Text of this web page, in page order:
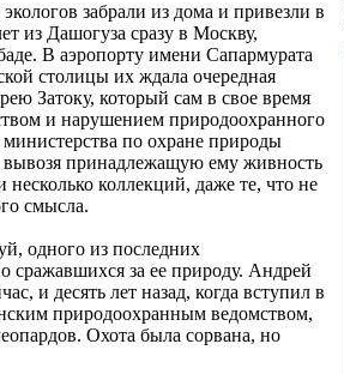
забрали из дома и привезли в
из Дашогуза сразу в Москву,
В аэропорту имени Сапармурата
столицы их ждала очередная
Затоку, который сам в свое время
и нарушением природоохранного
министерства по охране природы
вывозя принадлежащую ему живность
коллекций, даже те, что не
смысла.
одного из последних
сражавшихся за ее природу. Андрей
и десять лет назад, когда вступил в
природоохранным ведомством,
Охота была сорвана, но